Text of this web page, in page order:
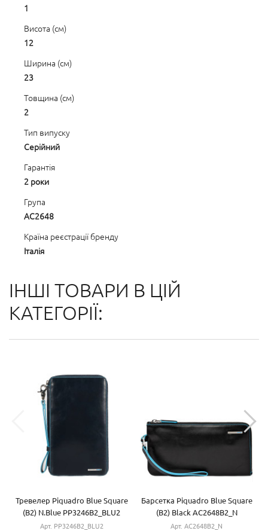
1
Висота (см)
12
Ширина (см)
23
Товщина (см)
2
Тип випуску
Серійний
Гарантія
2 роки
Група
AC2648
Країна реєстрації бренду
Італія
ІНШІ ТОВАРИ В ЦІЙ
КАТЕГОРІЇ:
Тревелер Piquadro Blue Square
(B2) N.Blue PP3246B2_BLU2
Арт. PP3246B2_BLU2
Барсетка Piquadro Blue Square
(B2) Black AC2648B2_N
Арт. AC2648B2_N